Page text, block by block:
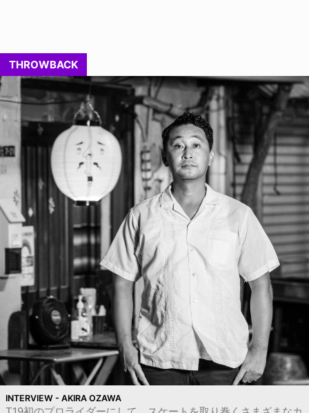
THROWBACK
INTERVIEW - AKIRA OZAWA